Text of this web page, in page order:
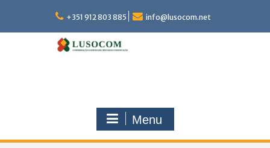
content
+351 912 803 885 info@lusocom.net
Menu